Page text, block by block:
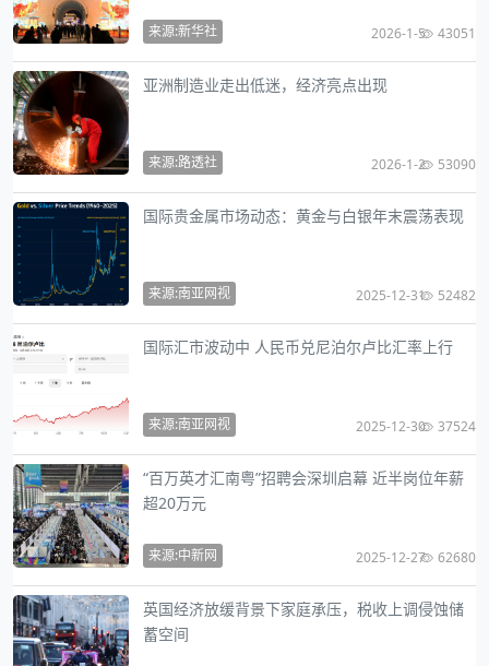
来源:新华社 2026-1-5 43051
亚洲制造业走出低迷，经济亮点出现
来源:路透社 2026-1-2 53090
国际贵金属市场动态：黄金与白银年末震荡表现
来源:南亚网视 2025-12-31 52482
国际汇市波动中 人民币兑尼泊尔卢比汇率上行
来源:南亚网视 2025-12-30 37524
“百万英才汇南粤”招聘会深圳启幕 近半岗位年薪
超20万元
来源:中新网 2025-12-27 62680
英国经济放缓背景下家庭承压，税收上调侵蚀储
蓄空间